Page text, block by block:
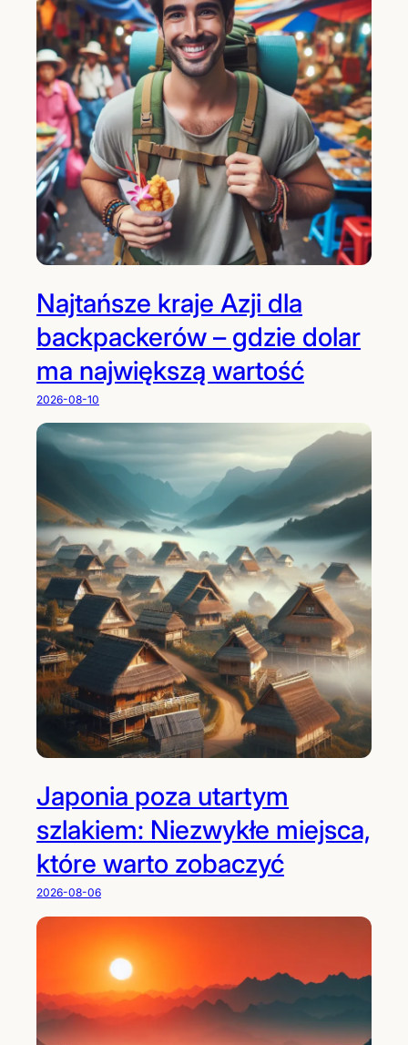
Najtańsze kraje Azji dla
backpackerów – gdzie dolar
ma największą wartość
2026-08-10
Japonia poza utartym
szlakiem: Niezwykłe miejsca,
które warto zobaczyć
2026-08-06